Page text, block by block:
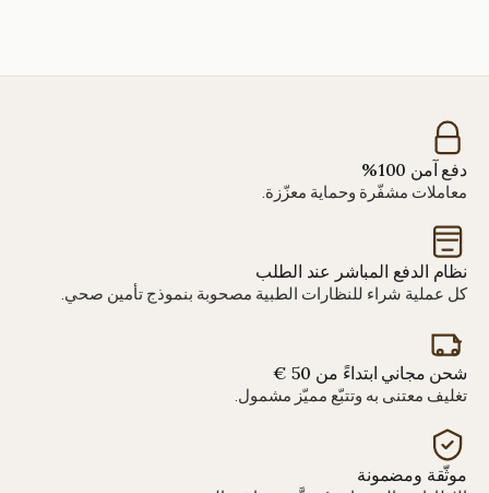
دفع آمن 100%
معاملات مشفّرة وحماية معزّزة.
نظام الدفع المباشر عند الطلب
كل عملية شراء للنظارات الطبية مصحوبة بنموذج تأمين صحي.
شحن مجاني ابتداءً من 50 €
تغليف معتنى به وتتبّع مميّز مشمول.
موثّقة ومضمونة